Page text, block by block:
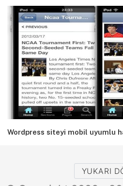
Wordpress siteyi mobil uyumlu
YUKARI